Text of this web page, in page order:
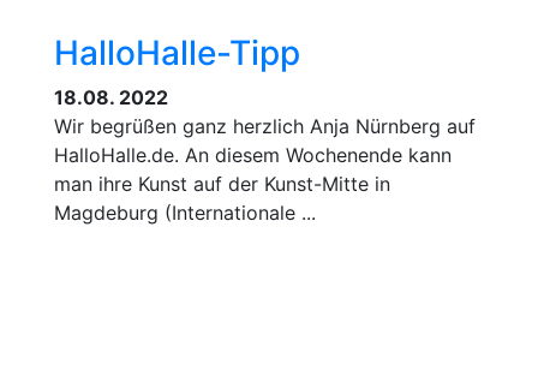
HalloHalle-Tipp
18.08. 2022
Wir begrüßen ganz herzlich Anja Nürnberg auf
HalloHalle.de. An diesem Wochenende kann
man ihre Kunst auf der Kunst-Mitte in
Magdeburg (Internationale ...